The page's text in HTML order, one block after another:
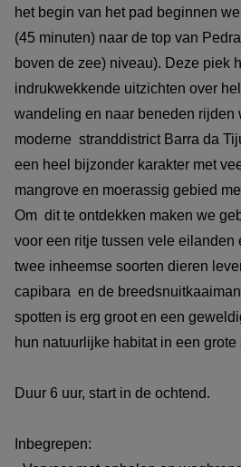
het begin van het pad beginnen
(45 minuten) naar de top van
boven de zee) niveau). Deze piek
indrukwekkende uitzichten over
wandeling en naar beneden rijden
moderne stranddistrict Barra da
een heel bijzonder karakter met
mangrove en moerassig gebied
Om dit te ontdekken maken we
voor een ritje tussen vele eilanden
twee inheemse soorten dieren
capibara en de
spotten is erg groot en een
hun natuurlijke habitat in een grote
Duur 6 uur, start in de ochtend.
Inbegrepen: